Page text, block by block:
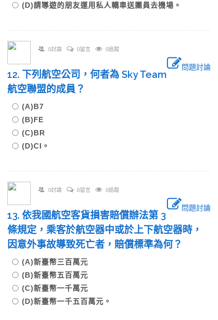
(D)請導遊的朋友運用私人轎車送團員去機場。
0討論 0留言 0追蹤
問題討論
12. 下列航空公司，何者為 Sky Team
航空聯盟的成員？
(A)B7
(B)FE
(C)BR
(D)CI。
0討論 0留言 0追蹤
問題討論
13. 依我國航空客貨損害賠償辦法第 3
條規定，乘客於航空器中或於上下航空器時，
因意外事故導致死亡者，賠償標準為何？
(A)新臺幣三百萬元
(B)新臺幣五百萬元
(C)新臺幣一千萬元
(D)新臺幣一千五百萬元。